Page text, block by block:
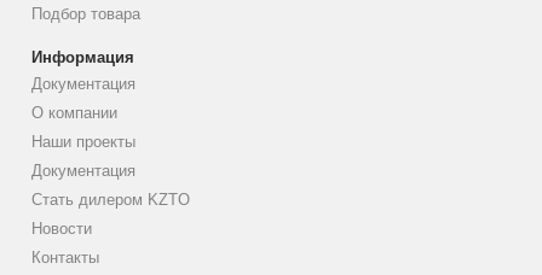
Подбор товара
Информация
Документация
О компании
Наши проекты
Документация
Стать дилером KZTO
Новости
Контакты